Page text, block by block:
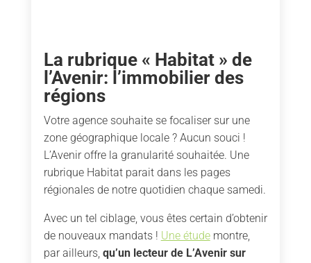
La rubrique « Habitat » de
l’Avenir: l’immobilier des
régions
Votre agence souhaite se focaliser sur une
zone géographique locale ? Aucun souci !
L’Avenir offre la granularité souhaitée. Une
rubrique Habitat parait dans les pages
régionales de notre quotidien chaque samedi.
Avec un tel ciblage, vous êtes certain d’obtenir
de nouveaux mandats ! Une étudemontre,
par ailleurs, qu’un lecteur de L’Avenir sur